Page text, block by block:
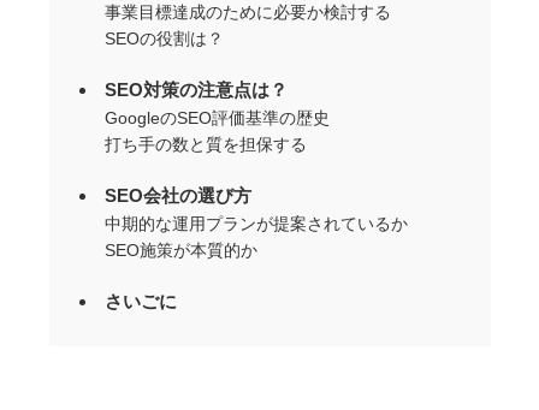
事業目標達成のために必要か検討する
SEOの役割は？
SEO対策の注意点は？
GoogleのSEO評価基準の歴史
打ち手の数と質を担保する
SEO会社の選び方
中期的な運用プランが提案されているか
SEO施策が本質的か
さいごに